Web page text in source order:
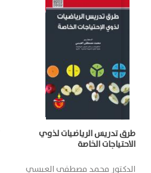
طرق تدريس الرياضيات لذوي
الاحتياجات الخاصة
الدكتور محمد مصطفى العبسي